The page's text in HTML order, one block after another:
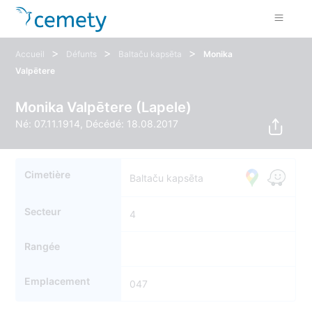
Accueil > Défunts > Baltaču kapsēta >
Monika
Valpētere
Monika Valpētere (Lapele)
Né: 07.11.1914, Décédé: 18.08.2017
Cimetière Baltaču kapsēta
Secteur 4
Rangée
Emplacement 047